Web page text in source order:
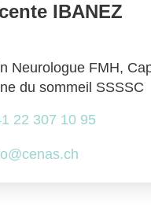
IBANEZ
Neurologue FMH,
du sommeil SSSSC
22 307 10 95